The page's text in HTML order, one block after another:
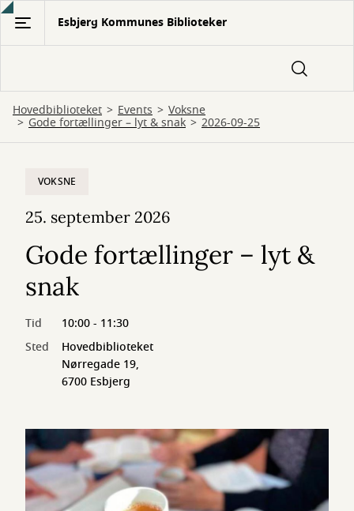
Gå
hovedindhold
Esbjerg Kommunes Biblioteker
Hovedbiblioteket Events Voksne
Gode fortællinger – lyt & snak 2026-09-25
VOKSNE
25. september 2026
Gode fortællinger – lyt &
snak
Tid
10:00 - 11:30
Sted
Hovedbiblioteket
Nørregade 19,
6700 Esbjerg